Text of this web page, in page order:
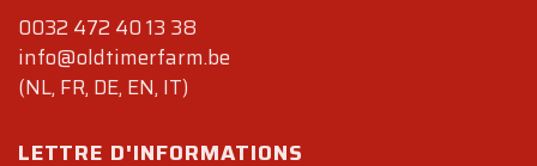
Carrosserie
Longueur (cm): 340
Largeur (cm): 168
Empattement (cm) : 255
0032 472 40 13 38
info@oldtimerfarm.be
(NL, FR, DE, EN, IT)
LETTRE D'INFORMATIONS